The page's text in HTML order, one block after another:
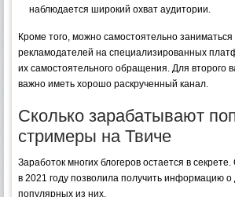
наблюдается широкий охват аудитории.
Кроме того, можно самостоятельно заниматься
рекламодателей на специализированных
их самостоятельного обращения. Для второго
важно иметь хорошо раскрученный канал.
Сколько зарабатывают
стримеры на Твиче
Заработок многих блогеров остается в
в 2021 году позволила получить информацию о
популярных из них.